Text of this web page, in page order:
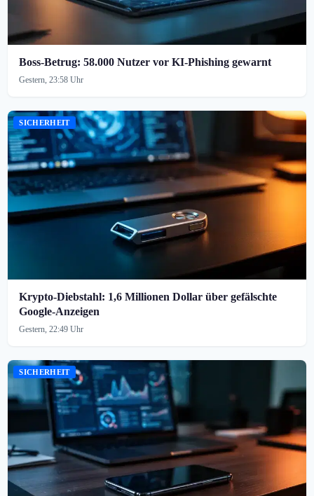
Boss-Betrug: 58.000 Nutzer vor KI-Phishing gewarnt
Gestern, 23:58 Uhr
SICHERHEIT
Krypto-Diebstahl: 1,6 Millionen Dollar über gefälschte
Google-Anzeigen
Gestern, 22:49 Uhr
SICHERHEIT